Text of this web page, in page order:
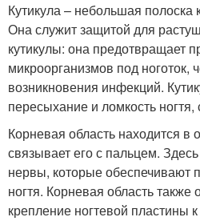
Кутикула – небольшая полоска
Она служит защитой для
кутикулы: она предотвращает
микроорганизмов под ноготок,
возникновения инфекций.
пересыхание и ломкость ногтя,
Корневая область находится в
связывает его с пальцем.
нервы, которые обеспечивают
ногтя. Корневая область также
крепление ногтевой пластины